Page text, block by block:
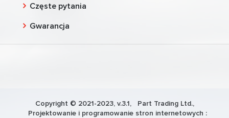
Częste pytania
Gwarancja
Copyright © 2021-2023, v.3.1, Part Trading Ltd.,
Projektowanie i programowanie stron internetowych :